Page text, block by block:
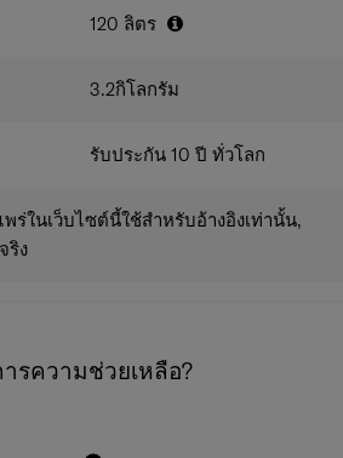
120 ลิตร
3.2กิโลกรัม
รับประกัน 10 ปี ทั่วโลก
ร่ในเว็บไซต์นี้ใช้สำหรับอ้างอิงเท่านั้น,
ริง
รความช่วยเหลือ?